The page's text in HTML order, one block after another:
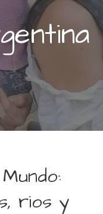
rios y